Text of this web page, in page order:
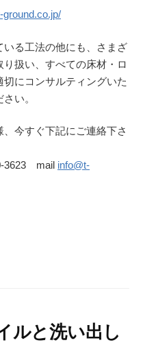
ground.co.jp/
る工法の他にも、さまざ
扱い、すべての床材・ロ
にコンサルティングいた
い。
今すぐ下記にご連絡下さ
3623 mail info@t-
ルと洗い出し